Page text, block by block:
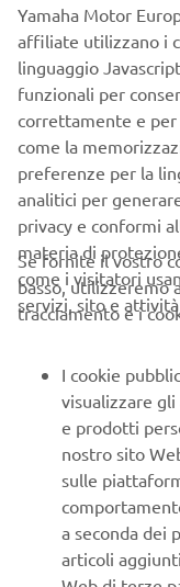
"Sulla base della
dar vita ad una
Time" mostra lo
conservando
Cristian Barelli,
Europe".
Con l’obiettivo di
Roderick ha
molti componenti
originale, ricco di
artigianalmente, ne
Racing. Cover
velocità,
l'orologio “Son of
garantisce la giusta
magnifici e leggeri
peso del mezzo,
potenza.
Yamaha Motor
affiliate utilizzano i
linguaggio
funzionali per
correttamente e
come la
preferenze per la
analitici per
privacy e conformi
materia di
come i visitatori
servizi, sito e
Se fornite il vostro
basso, utilizzeremo
tracciamento e i
I cookie
visualizzare
e prodotti
nostro sito
sulle
a seconda dei
articoli